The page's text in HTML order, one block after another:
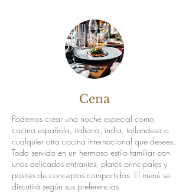
Cena
Podemos crear una noche especial como
cocina española, italiana, india, tailandesa o
cualquier otra cocina internacional que desees.
Todo servido en un hermoso estilo familiar con
unos delicados entrantes, platos principales y
postres de conceptos compartidos. El menú se
discutirá según sus preferencias.